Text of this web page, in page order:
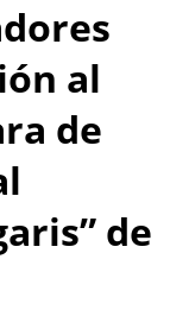
al
de
de